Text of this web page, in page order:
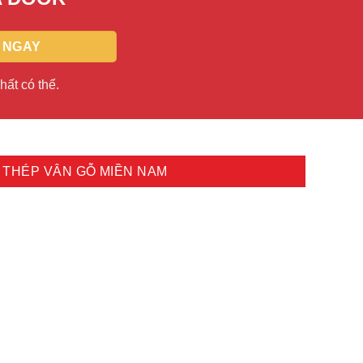
có thể.
VÂN GỖ MIỀN NAM